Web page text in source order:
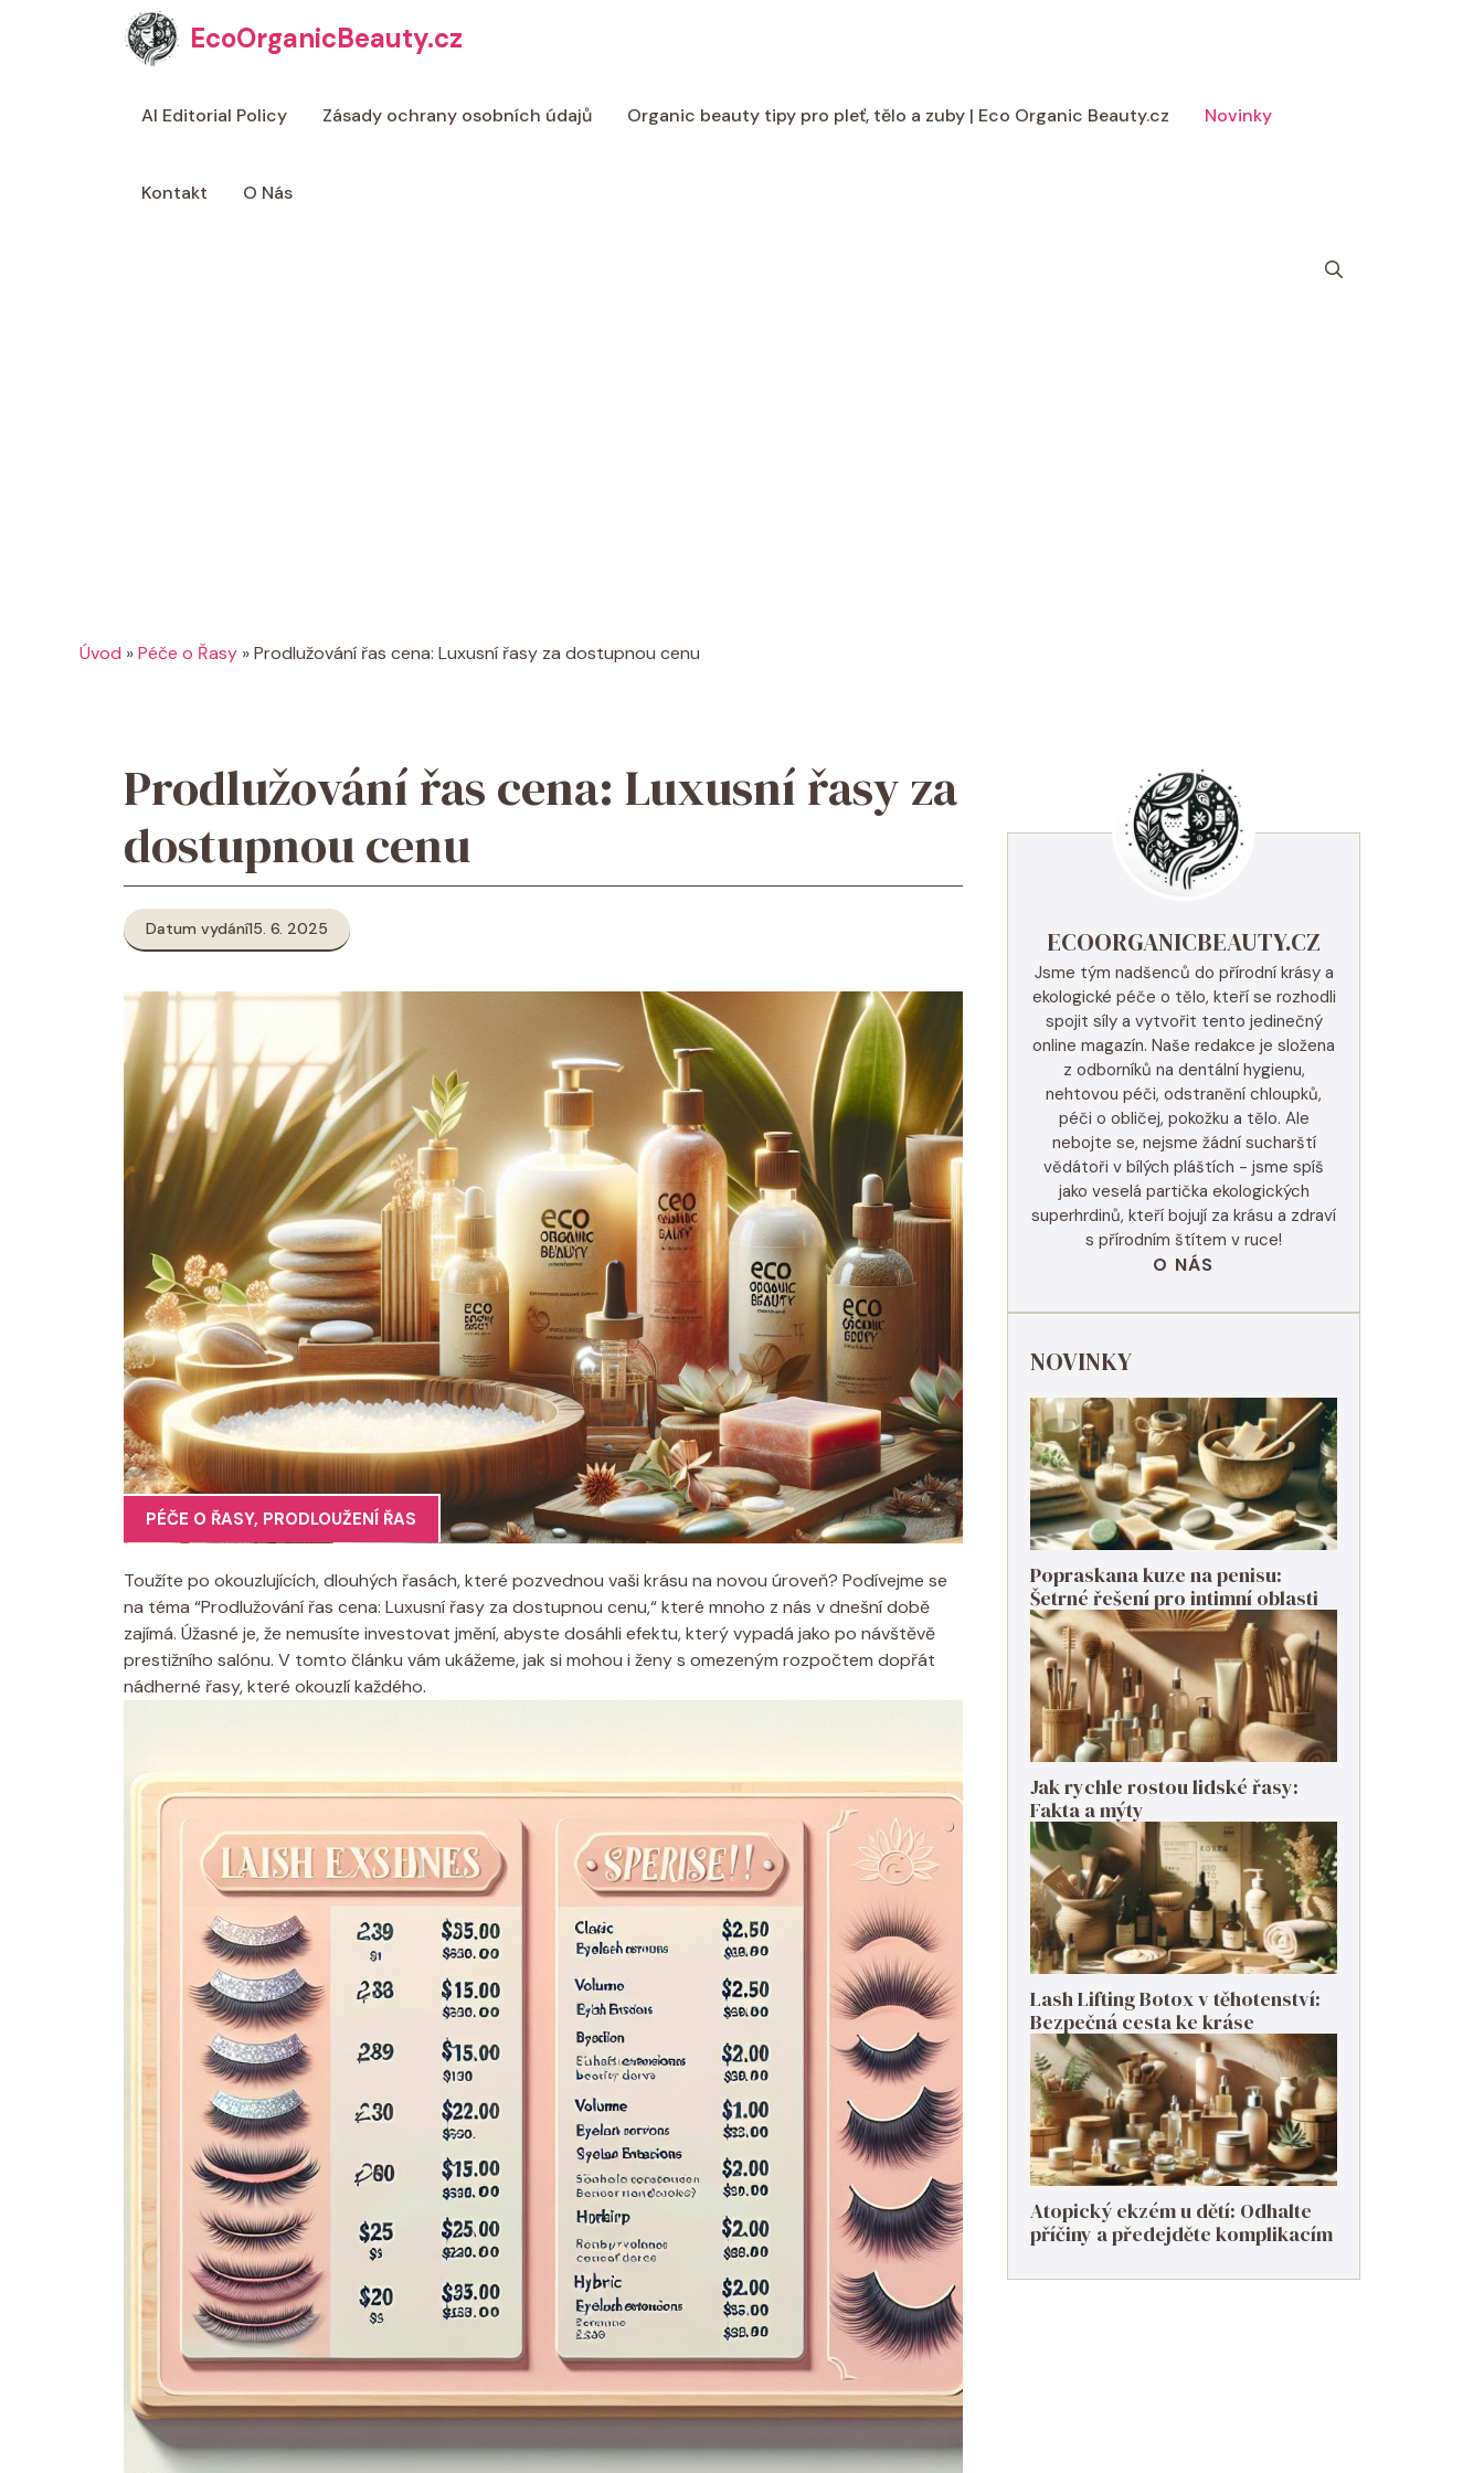
EcoOrganicBeauty.cz
AI Editorial Policy Zásady ochrany osobních údajů Organic beauty tipy pro pleť, tělo a zuby | Eco Organic Beauty.cz Novinky
Kontakt O Nás
Úvod »Péče o Řasy »Prodlužování řas cena: Luxusní řasy za dostupnou cenu
Prodlužování řas cena: Luxusní řasy za
dostupnou cenu
Datum vydání15. 6. 2025
PÉČE O ŘASY, PRODLOUŽENÍ ŘAS
Toužíte po okouzlujících, dlouhých‍ řasách, které pozvednou vaši krásu⁤ na‌ novou ⁣úroveň? Podívejme⁢ se
na ‍téma ⁣“Prodlužování řas cena:⁣ Luxusní‍ řasy za dostupnou ⁤cenu,“ které ⁣mnoho z nás v dnešní ⁤době
zajímá. Úžasné je, že nemusíte investovat jmění, abyste‌ dosáhli efektu,⁤ který vypadá jako ⁢po návštěvě
prestižního ‌salónu.⁢ V tomto ‍článku vám ​ukážeme,‌ jak ⁢si mohou i ženy s‍ omezeným⁤ rozpočtem dopřát
nádherné‍ řasy, které okouzlí každého.
ECOORGANICBEAUTY.CZ
Jsme tým nadšenců do přírodní krásy a
ekologické péče o tělo, kteří se rozhodli
spojit síly a vytvořit tento jedinečný
online magazín. Naše redakce je složena
z odborníků na dentální hygienu,
nehtovou péči, odstranění chloupků,
péči o obličej, pokožku a tělo. Ale
nebojte se, nejsme žádní sucharští
vědátoři v bílých pláštích - jsme spíš
jako veselá partička ekologických
superhrdinů, kteří bojují za krásu a zdraví
s přírodním štítem v ruce!
O NÁS
NOVINKY
Popraskana kuze na penisu:
Šetrné řešení pro intimní oblasti
Jak rychle rostou lidské řasy:
Fakta a mýty
Lash Lifting Botox v těhotenství:
Bezpečná cesta ke kráse
Atopický ekzém u dětí: Odhalte
příčiny a předejděte komplikacím